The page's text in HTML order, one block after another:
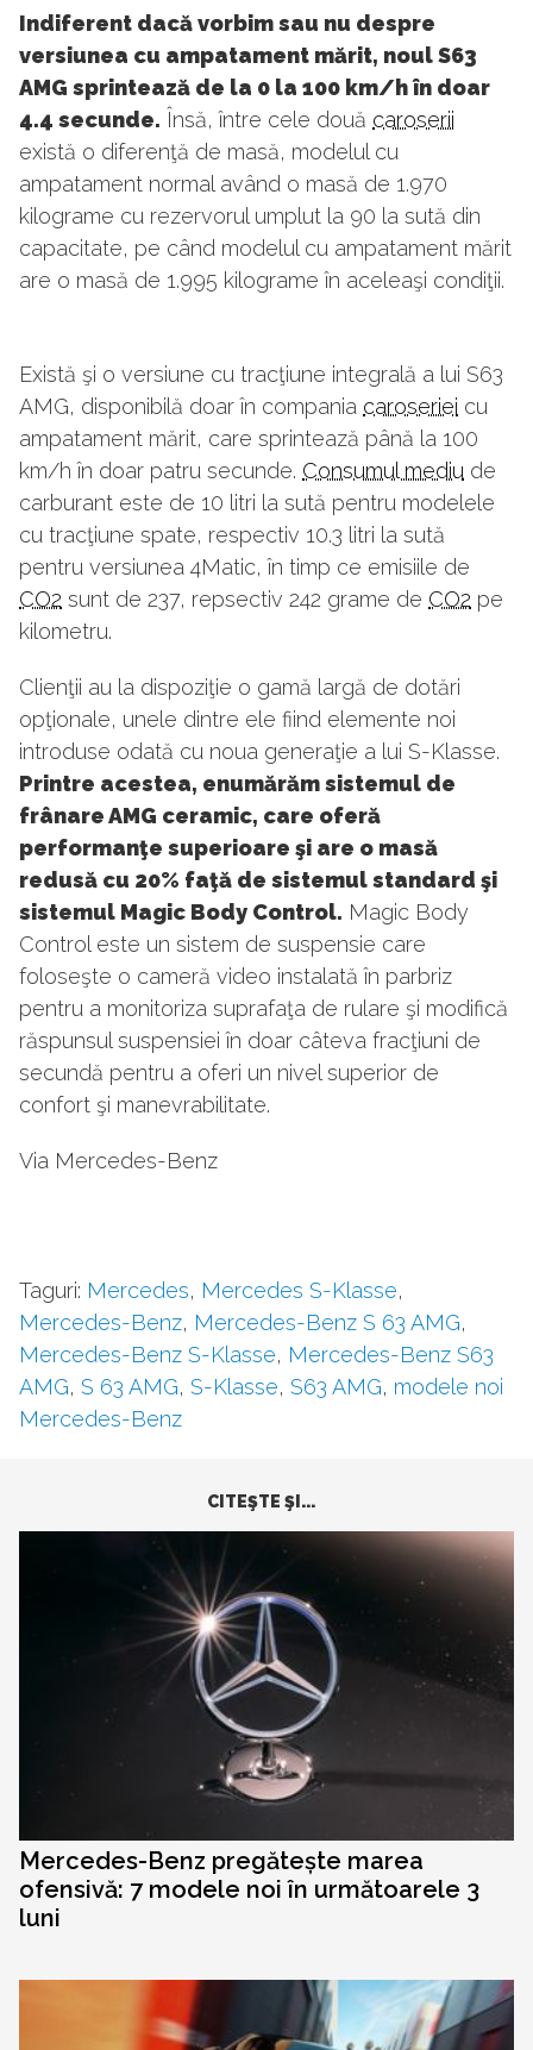
Indiferent dacă vorbim sau nu despre
versiunea cu ampatament mărit, noul S63
AMG sprintează de la 0 la 100 km/h în doar
4.4 secunde. Însă, între cele două caroserii
există o diferenţă de masă, modelul cu
ampatament normal având o masă de 1.970
kilograme cu rezervorul umplut la 90 la sută din
capacitate, pe când modelul cu ampatament mărit
are o masă de 1.995 kilograme în aceleaşi condiţii.
Există şi o versiune cu tracţiune integrală a lui S63
AMG, disponibilă doar în compania caroseriei cu
ampatament mărit, care sprintează până la 100
km/h în doar patru secunde. Consumul mediu de
carburant este de 10 litri la sută pentru modelele
cu tracţiune spate, respectiv 10.3 litri la sută
pentru versiunea 4Matic, în timp ce emisiile de
CO2 sunt de 237, repsectiv 242 grame de CO2 pe
kilometru.
Clienţii au la dispoziţie o gamă largă de dotări
opţionale, unele dintre ele fiind elemente noi
introduse odată cu noua generaţie a lui S-Klasse.
Printre acestea, enumărăm sistemul de
frânare AMG ceramic, care oferă
performanţe superioare şi are o masă
redusă cu 20% faţă de sistemul standard şi
sistemul Magic Body Control. Magic Body
Control este un sistem de suspensie care
foloseşte o cameră video instalată în parbriz
pentru a monitoriza suprafaţa de rulare şi modifică
răspunsul suspensiei în doar câteva fracţiuni de
secundă pentru a oferi un nivel superior de
confort şi manevrabilitate.
Via Mercedes-Benz
Taguri: Mercedes, Mercedes S-Klasse,
Mercedes-Benz, Mercedes-Benz S 63 AMG,
Mercedes-Benz S-Klasse, Mercedes-Benz S63
AMG, S 63 AMG, S-Klasse, S63 AMG, modele noi
Mercedes-Benz
CITEŞTE ŞI...
Mercedes-Benz pregătește marea
ofensivă: 7 modele noi în următoarele 3
luni